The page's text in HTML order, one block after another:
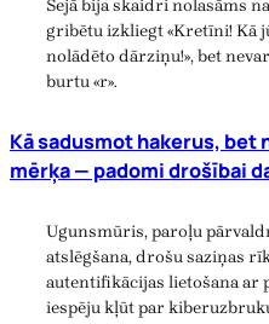
Sejā bija skaidri nolasāms
gribētu izkliegt «Kretīni! Kā
nolādēto dārziņu!», bet
burtu «r».
Kā sadusmot hakerus,
mērķa — padomi drošībai
Ugunsmūris, paroļu
atslēgšana, drošu saziņas
autentifikācijas lietošana ar
iespēju kļūt par